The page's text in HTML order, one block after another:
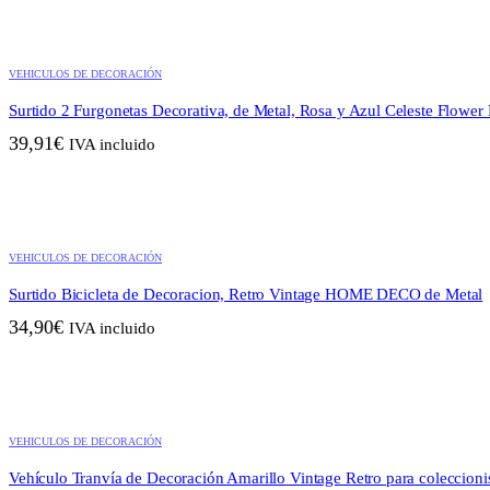
VEHICULOS DE DECORACIÓN
Surtido 2 Furgonetas Decorativa, de Metal, Rosa y Azul Celeste Flower
39,91€ IVA incluido
VEHICULOS DE DECORACIÓN
Surtido Bicicleta de Decoracion, Retro Vintage HOME DECO de Metal
34,90€ IVA incluido
VEHICULOS DE DECORACIÓN
Vehículo Tranvía de Decoración Amarillo Vintage Retro para